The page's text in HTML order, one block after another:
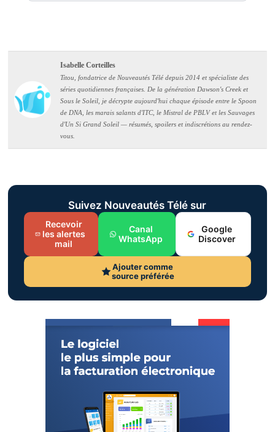
Isabelle Corteilles
Titou, fondatrice de Nouveautés Télé depuis 2014 et spécialiste des
séries quotidiennes françaises. De la génération Dawson's Creek et
Sous le Soleil, je décrypte aujourd'hui chaque épisode entre le Spoon
de DNA, les marais salants d'ITC, le Mistral de PBLV et les Sauvages
d'Un Si Grand Soleil — résumés, spoilers et indiscrétions au rendez-
vous.
Suivez Nouveautés Télé sur
Recevoir
les alertes
mail
Canal
WhatsApp
Google
Discover
Ajouter comme
source préférée